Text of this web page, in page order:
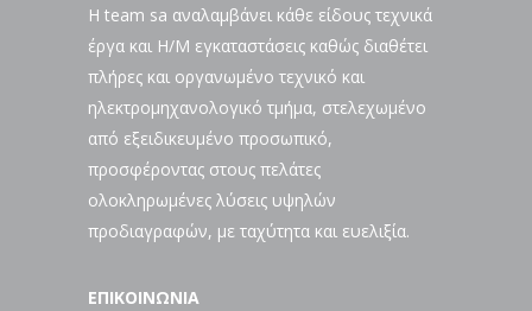
H team sa αναλαμβάνει κάθε είδους τεχνικά
έργα και Η/Μ εγκαταστάσεις καθώς διαθέτει
πλήρες και οργανωμένο τεχνικό και
ηλεκτρομηχανολογικό τμήμα, στελεχωμένο
από εξειδικευμένο προσωπικό,
προσφέροντας στους πελάτες
ολοκληρωμένες λύσεις υψηλών
προδιαγραφών, με ταχύτητα και ευελιξία.
ΕΠΙΚΟΙΝΩΝΙΑ